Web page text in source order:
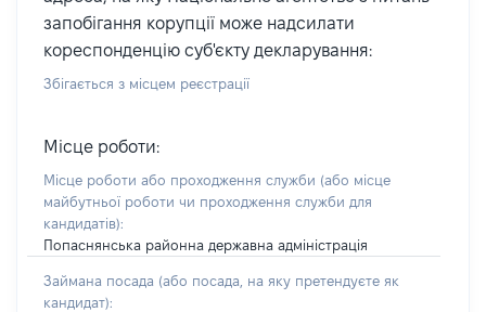
запобігання корупції може надсилати
кореспонденцію суб'єкту декларування:
Збігається з місцем реєстрації
Місце роботи:
Місце роботи або проходження служби (або місце
майбутньої роботи чи проходження служби для
кандидатів):
Попаснянська районна державна адміністрація
Займана посада (або посада, на яку претендуєте як
кандидат):